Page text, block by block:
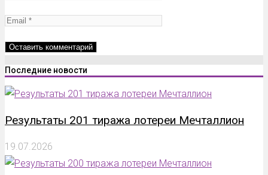
Последние новости
Результаты 201 тиража лотереи Мечталлион
19.07.2026